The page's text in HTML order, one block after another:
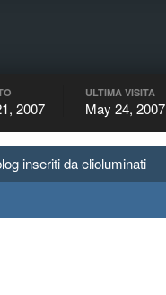
2007
ULTIMA VISITA
May 24, 2007
inseriti da elioluminati